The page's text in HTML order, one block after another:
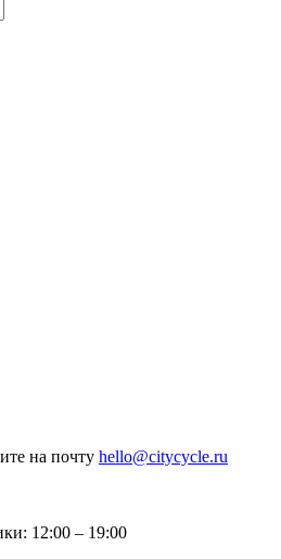
на почту hello@citycycle.ru
12:00 – 19:00